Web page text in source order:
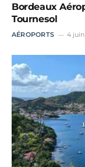
Bordeaux
Tournesol
AÉROPORTS 4